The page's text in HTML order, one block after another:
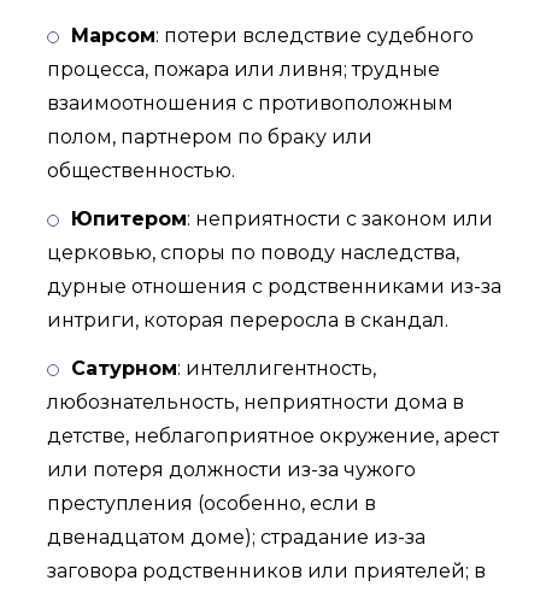
Марсом: потери вследствие судебного
процесса, пожара или ливня; трудные
взаимоотношения с противоположным
полом, партнером по браку или
общественностью.
Юпитером: неприятности с законом или
церковью, споры по поводу наследства,
дурные отношения с родственниками из-за
интриги, которая переросла в скандал.
Сатурном: интеллигентность,
любознательность, неприятности дома в
детстве, неблагоприятное окружение, арест
или потеря должности из-за чужого
преступления (особенно, если в
двенадцатом доме); страдание из-за
заговора родственников или приятелей; в